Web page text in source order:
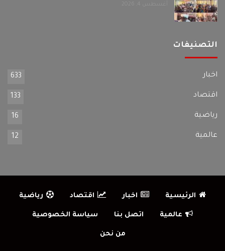
التصنيفات
اخبار 633
اقتصاد 133
رياضية 16
عالمية 12
الرئيسية اخبار اقتصاد رياضية
عالمية اتصل بنا سياسة الخصوصية
من نحن